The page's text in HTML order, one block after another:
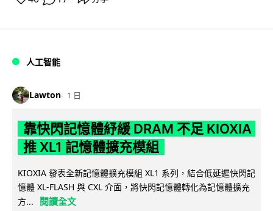
人工智能
Lawton 1 日
靠快閃記憶體紓緩 DRAM 不足 KIOXIA
推 XL1 記憶體擴充模組
KIOXIA 發表全新記憶體擴充模組 XL1 系列，結合低延遲快閃記
憶體 XL-FLASH 與 CXL 介面，將快閃記憶體轉化為記憶體擴充
方...
閱讀全文